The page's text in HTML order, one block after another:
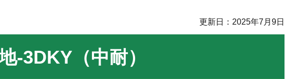
更新日：2025年7月9日
-3DKY（中耐）